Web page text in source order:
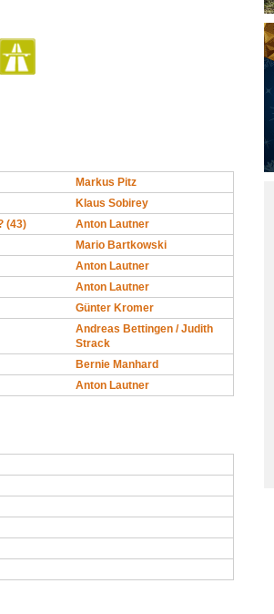
Markus Pitz
Klaus Sobirey
(43)
Anton Lautner
Mario Bartkowski
Anton Lautner
Anton Lautner
Günter Kromer
Andreas Bettingen / Judith
Strack
Bernie Manhard
Anton Lautner